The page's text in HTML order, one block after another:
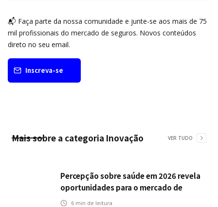
📬 Faça parte da nossa comunidade e junte-se aos mais de 75
mil profissionais do mercado de seguros. Novos conteúdos
direto no seu email.
Inscreva-se
Mais sobre a categoria Inovação VER TUDO
Percepção sobre saúde em 2026 revela
oportunidades para o mercado de
seguros ampliar cobertura e prevenção
6 min de leitura